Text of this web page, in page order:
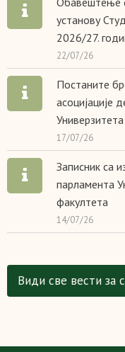
установу
2026/27.
22/07/26
Постаните
асоцијације
Универзитета
17/07/26
Записник са
парламента
факултета
14/07/26
Види све вести за